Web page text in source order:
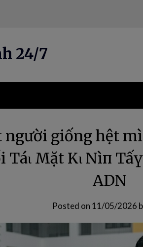
24/7
người giống hệt
Mặt KҺι NҺìп
ADN
Posted on 11/05/2026